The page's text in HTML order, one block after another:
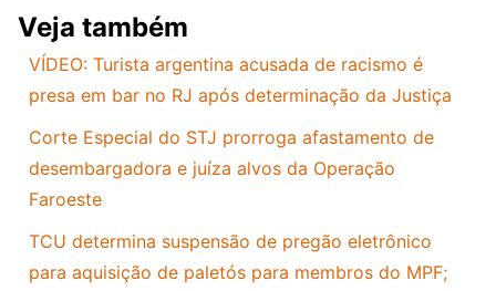
Veja também
VÍDEO: Turista argentina acusada de racismo é
presa em bar no RJ após determinação da Justiça
Corte Especial do STJ prorroga afastamento de
desembargadora e juíza alvos da Operação
Faroeste
TCU determina suspensão de pregão eletrônico
para aquisição de paletós para membros do MPF;